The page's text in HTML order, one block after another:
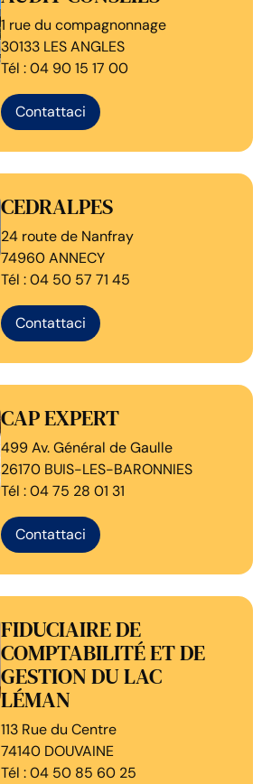
1 rue du compagnonnage
30133 LES ANGLES
Tél : 04 90 15 17 00
Contattaci
CEDRALPES
24 route de Nanfray
74960 ANNECY
Tél : 04 50 57 71 45
Contattaci
CAP EXPERT
499 Av. Général de Gaulle
26170 BUIS-LES-BARONNIES
Tél : 04 75 28 01 31
Contattaci
FIDUCIAIRE DE
COMPTABILITÉ ET DE
GESTION DU LAC
LÉMAN
113 Rue du Centre
74140 DOUVAINE
Tél : 04 50 85 60 25